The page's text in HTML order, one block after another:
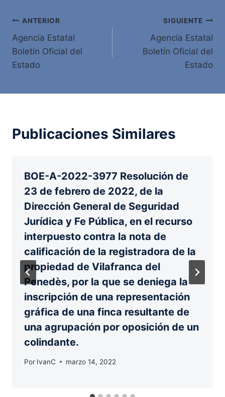
Navegación
de
entradas
ANTERIOR
Agencia Estatal
Boletín Oficial del
Estado
SIGUIENTE
Agencia Estatal
Boletín Oficial del
Estado
Publicaciones Similares
BOE-A-2022-3977 Resolución de
23 de febrero de 2022, de la
Dirección General de Seguridad
Jurídica y Fe Pública, en el recurso
interpuesto contra la nota de
calificación de la registradora de la
propiedad de Vilafranca del
Penedès, por la que se deniega la
inscripción de una representación
gráfica de una finca resultante de
una agrupación por oposición de un
colindante.
Por IvanC marzo 14, 2022